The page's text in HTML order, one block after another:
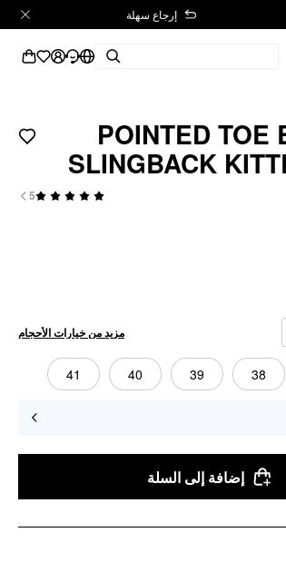
إرجاع سهلة
POINTED TOE
SLINGBACK
5
مزيد من خيارات الأحجام
38
39
40
41
إضافة إلى السلة